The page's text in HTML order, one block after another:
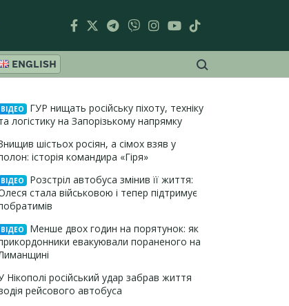
ENGLISH
ВІДЕО
ГУР нищать російську піхоту, техніку
логістику на Запорізькому напрямку
шістьох росіян, а сімох взяв у
історія командира «Гіря»
ВІДЕО
Розстріл автобуса змінив її життя:
стала військовою і тепер підтримує
ВІДЕО
Менше двох годин на порятунок: як
евакуювали пораненого на
Нікополі російський удар забрав життя
рейсового автобуса